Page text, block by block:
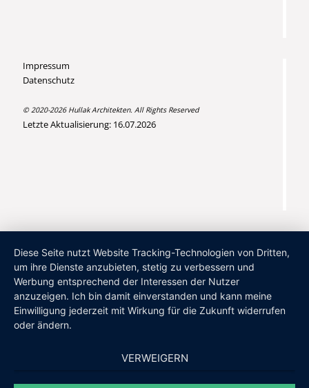
Impressum
Datenschutz
© 2020-2026 Hullak Architekten. All Rights Reserved
Letzte Aktualisierung: 16.07.2026
Diese Seite nutzt Website Tracking-Technologien von Dritten,
um ihre Dienste anzubieten, stetig zu verbessern und
Werbung entsprechend der Interessen der Nutzer
anzuzeigen. Ich bin damit einverstanden und kann meine
Einwilligung jederzeit mit Wirkung für die Zukunft widerrufen
oder ändern.
VERWEIGERN